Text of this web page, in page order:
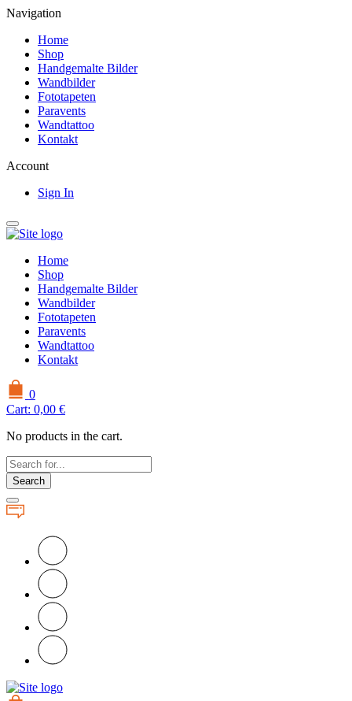
Navigation
Home
Shop
Handgemalte Bilder
Wandbilder
Fototapeten
Paravents
Wandtattoo
Kontakt
Account
Sign In
Home
Shop
Handgemalte Bilder
Wandbilder
Fototapeten
Paravents
Wandtattoo
Kontakt
0
Cart: 0,00 €
No products in the cart.
Search